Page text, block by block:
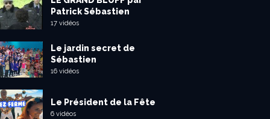
Patrick Sébastien
17 vidéos
Le jardin secret de
Sébastien
16 vidéos
Le Président de la Fête
6 vidéos